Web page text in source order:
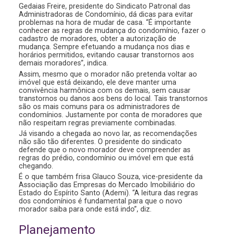
Gedaias Freire, presidente do Sindicato Patronal das
Administradoras de Condomínio, dá dicas para evitar
problemas na hora de mudar de casa. “É importante
conhecer as regras de mudança do condomínio, fazer o
cadastro de moradores, obter a autorização de
mudança. Sempre efetuando a mudança nos dias e
horários permitidos, evitando causar transtornos aos
demais moradores”, indica.
Assim, mesmo que o morador não pretenda voltar ao
imóvel que está deixando, ele deve manter uma
convivência harmônica com os demais, sem causar
transtornos ou danos aos bens do local. Tais transtornos
são os mais comuns para os administradores de
condomínios. Justamente por conta de moradores que
não respeitam regras previamente combinadas.
Já visando a chegada ao novo lar, as recomendações
não são tão diferentes. O presidente do sindicato
defende que o novo morador deve compreender as
regras do prédio, condomínio ou imóvel em que está
chegando.
É o que também frisa Glauco Souza, vice-presidente da
Associação das Empresas do Mercado Imobiliário do
Estado do Espírito Santo (Ademi). “A leitura das regras
dos condomínios é fundamental para que o novo
morador saiba para onde está indo”, diz.
Planejamento